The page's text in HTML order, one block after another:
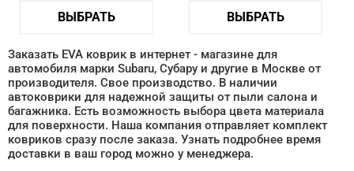
ВЫБРАТЬ ВЫБРАТЬ
Заказать EVA коврик в интернет - магазине для
автомобиля марки Subaru, Субару и другие в Москве от
производителя. Свое производство. В наличии
автоковрики для надежной защиты от пыли салона и
багажника. Есть возможность выбора цвета материала
для поверхности. Наша компания отправляет комплект
ковриков сразу после заказа. Узнать подробнее время
доставки в ваш город можно у менеджера.